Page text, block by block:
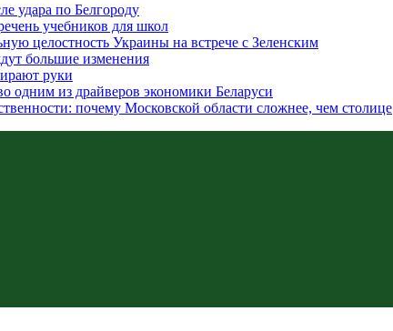
удара по Белгороду
учебников для школ
целостность Украины на встрече с Зеленским
большие изменения
руки
одним из драйверов экономики Беларуси
почему Московской области сложнее, чем столице